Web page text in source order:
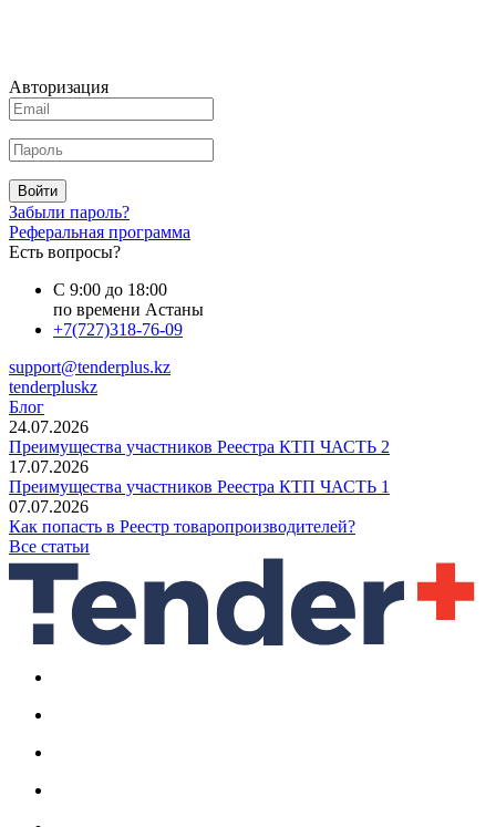
Авторизация
Войти
Забыли пароль?
Реферальная программа
Есть вопросы?
С 9:00 до 18:00
по времени Астаны
+7(727)318-76-09
support@tenderplus.kz
tenderpluskz
Блог
24.07.2026
Преимущества участников Реестра КТП ЧАСТЬ 2
17.07.2026
Преимущества участников Реестра КТП ЧАСТЬ 1
07.07.2026
Как попасть в Реестр товаропроизводителей?
Все статьи